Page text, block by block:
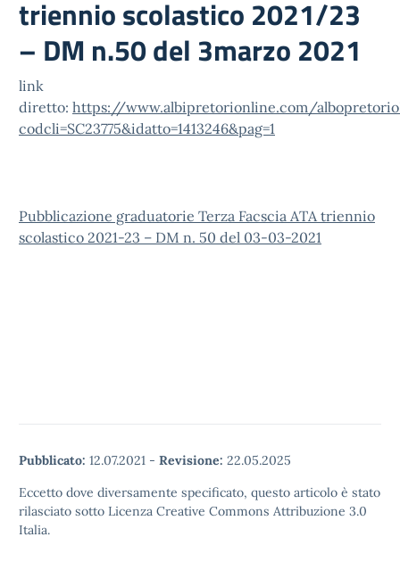
triennio scolastico 2021/23
– DM n.50 del 3marzo 2021
link
diretto: https://www.albipretorionline.com/
codcli=SC23775&idatto=1413246&pag=1
Pubblicazione graduatorie Terza Facscia ATA triennio
scolastico 2021-23 – DM n. 50 del 03-03-2021
Pubblicato: 12.07.2021 - Revisione: 22.05.2025
Eccetto dove diversamente specificato, questo articolo è stato
rilasciato sotto Licenza Creative Commons Attribuzione 3.0
Italia.